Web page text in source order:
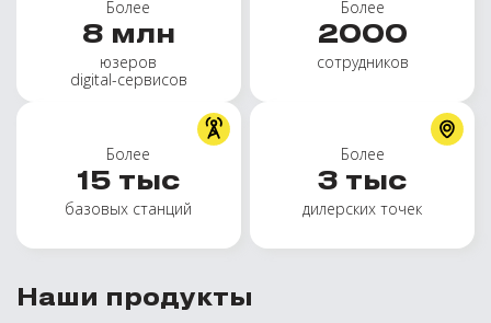
Более
8 млн
юзеров
digital-сервисов
Более
2000
сотрудников
Более
15 тыс
базовых станций
Более
3 тыс
дилерских точек
Наши продукты